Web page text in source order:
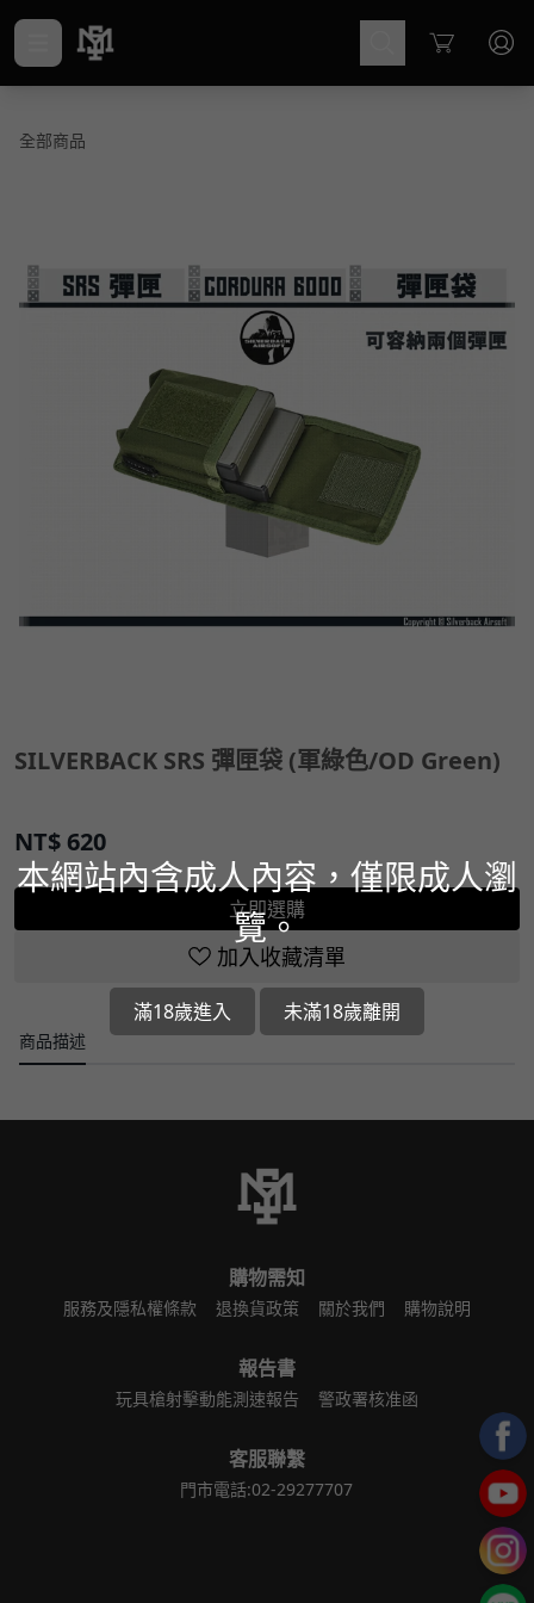
Cart
全部商品
SILVERBACK SRS 彈匣袋 (軍綠色/OD Green)
NT$620
立即選購
加入收藏清單
商品描述
購物需知
服務及隱私權條款 退換貨政策 關於我們 購物說明
報告書
玩具槍射擊動能測速報告 警政署核准函
客服聯繫
門市電話:02-29277707
本網站內含成人內容，僅限成人瀏
覽。
滿18歲進入 未滿18歲離開